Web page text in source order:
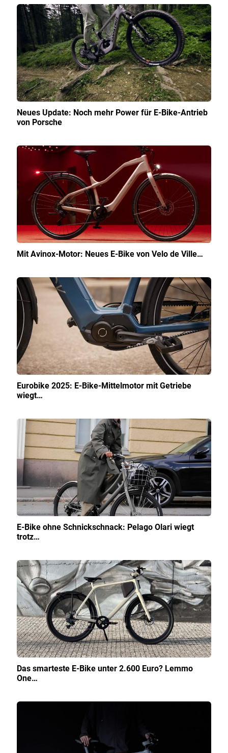
Neues Update: Noch mehr Power für E-Bike-Antrieb
von Porsche
Mit Avinox-Motor: Neues E-Bike von Velo de Ville…
Eurobike 2025: E-Bike-Mittelmotor mit Getriebe
wiegt…
E-Bike ohne Schnickschnack: Pelago Olari wiegt
trotz…
Das smarteste E-Bike unter 2.600 Euro? Lemmo
One…